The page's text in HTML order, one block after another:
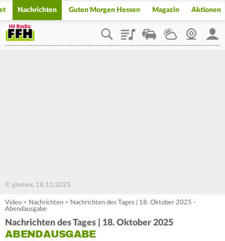
Nachrichten Guten Morgen Hessen Magazin Aktionen
PlaylistStaupilotWetterWebcam
© glomex, 18.10.2025
Video > Nachrichten > Nachrichten des Tages | 18. Oktober 2025 -
Abendausgabe
Nachrichten des Tages | 18. Oktober 2025
ABENDAUSGABE